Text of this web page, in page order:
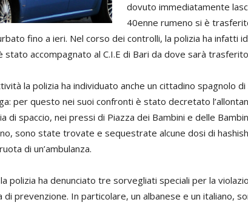
dovuto immediatamente
40enne rumeno si è
fino a ieri. Nel corso dei controlli, la polizia ha infatti
stato accompagnato al C.I.E di Bari da dove sarà
la polizia ha individuato anche un cittadino spagnolo
per questo nei suoi confronti è stato decretato
di spaccio, nei pressi di Piazza dei Bambini e delle
sono state trovate e sequestrate alcune dosi di
di un’ambulanza.
polizia ha denunciato tre sorvegliati speciali per la
di prevenzione. In particolare, un albanese e un italiano,